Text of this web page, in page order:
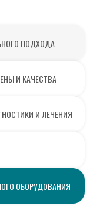
ПОДХОДА
И КАЧЕСТВА
И ЛЕЧЕНИЯ
ОБОРУДОВАНИЯ